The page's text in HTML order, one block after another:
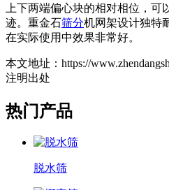
上下两端偏心块的相对相位，
迹。重金石筛分机网架设计独特
在实际使用中效果非常好。
本文地址：https://
注明出处
热门产品
脱水筛